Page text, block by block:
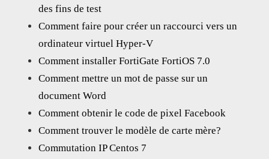
des fins de test
Comment faire pour créer un raccourci vers un
ordinateur virtuel Hyper-V
Comment installer FortiGate FortiOS 7.0
Comment mettre un mot de passe sur un
document Word
Comment obtenir le code de pixel Facebook
Comment trouver le modèle de carte mère?
Commutation IP Centos 7